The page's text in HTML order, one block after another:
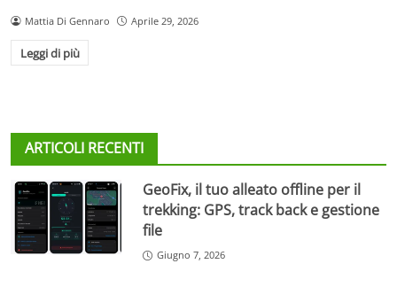
Mattia Di Gennaro Aprile 29, 2026
Leggi di più
ARTICOLI RECENTI
GeoFix, il tuo alleato offline per il
trekking: GPS, track back e gestione
file
Giugno 7, 2026